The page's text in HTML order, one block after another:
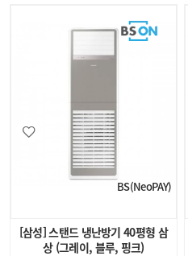
BS(NeoPAY)
[삼성] 스탠드 냉난방기 40평형 삼
상 (그레이, 블루, 핑크)